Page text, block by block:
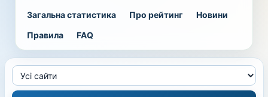
Загальна статистика
Про рейтинг
Новини
Правила
FAQ